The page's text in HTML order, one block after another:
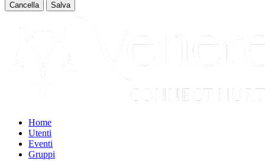
Cancella Salva
Home
Utenti
Eventi
Gruppi